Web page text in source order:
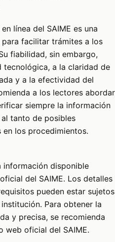
línea del SAIME es una
facilitar trámites a los
fiabilidad, sin embargo,
tecnológica, a la claridad de
y a la efectividad del
a los lectores abordar
siempre la información
tanto de posibles
los procedimientos.
información disponible
del SAIME. Los detalles
pueden estar sujetos
Para obtener la
y precisa, se recomienda
web oficial del SAIME.